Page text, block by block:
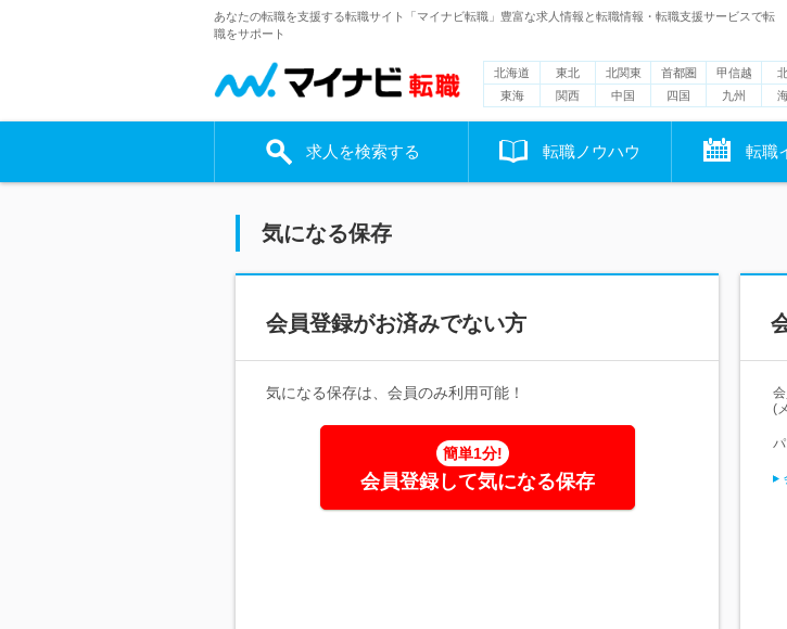
あなたの転職を支援する転職サイト「マイナビ転職」豊富な求人情報と転職情報・転職支援サービスで転
職をサポート
北海道 東北 北関東 首都圏 甲信越
東海
関西 中国 四国 九州
求人を検索する 転職ノウハウ 転職
気になる保存
会員登録がお済みでない方
気になる保存は、会員のみ利用可能！
簡単1分!
会員登録して気になる保存
(